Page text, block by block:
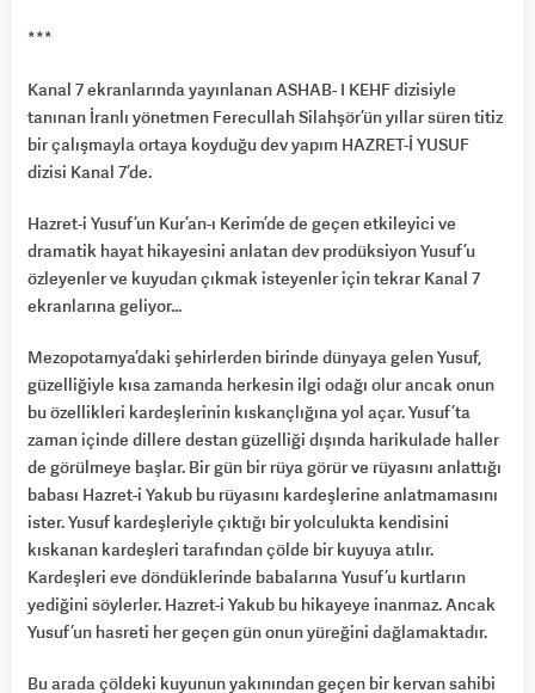
***
Kanal 7 ekranlarında yayınlanan ASHAB- I KEHF dizisiyle
tanınan İranlı yönetmen Ferecullah Silahşör’ün yıllar süren titiz
bir çalışmayla ortaya koyduğu dev yapım HAZRET-İ YUSUF
dizisi Kanal 7’de.
Hazret-i Yusuf’un Kur’an-ı Kerim’de de geçen etkileyici ve
dramatik hayat hikayesini anlatan dev prodüksiyon Yusuf’u
özleyenler ve kuyudan çıkmak isteyenler için tekrar Kanal 7
ekranlarına geliyor…
Mezopotamya’daki şehirlerden birinde dünyaya gelen Yusuf,
güzelliğiyle kısa zamanda herkesin ilgi odağı olur ancak onun
bu özellikleri kardeşlerinin kıskançlığına yol açar. Yusuf’ta
zaman içinde dillere destan güzelliği dışında harikulade haller
de görülmeye başlar. Bir gün bir rüya görür ve rüyasını anlattığı
babası Hazret-i Yakub bu rüyasını kardeşlerine anlatmamasını
ister. Yusuf kardeşleriyle çıktığı bir yolculukta kendisini
kıskanan kardeşleri tarafından çölde bir kuyuya atılır.
Kardeşleri eve döndüklerinde babalarına Yusuf’u kurtların
yediğini söylerler. Hazret-i Yakub bu hikayeye inanmaz. Ancak
Yusuf’un hasreti her geçen gün onun yüreğini dağlamaktadır.
Bu arada çöldeki kuyunun yakınından geçen bir kervan sahibi